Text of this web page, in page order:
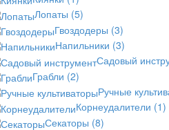
Лопаты (5)
Гвоздодеры (3)
Напильники (3)
Садовый
Грабли (2)
Ручные
Корнеудалители (1)
Секаторы (8)